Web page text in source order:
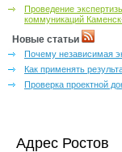
Проведение
коммуникаций
Новые статьи
Почему независимая
Как применять
Проверка проектной
Адрес Ростов